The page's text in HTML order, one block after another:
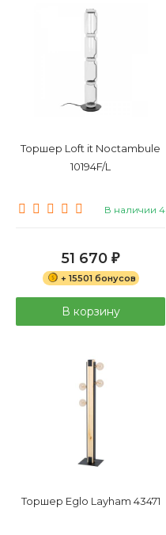
Торшер Loft it Noctambule
10194F/L
В наличии 4
51 670 ₽
+ 15501 бонусов
В корзину
Торшер Eglo Layham 43471